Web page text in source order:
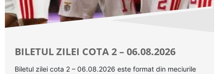
BILETUL ZILEI COTA 2 – 06.08.2026
Biletul zilei cota 2 – 06.08.2026 este format din meciurile